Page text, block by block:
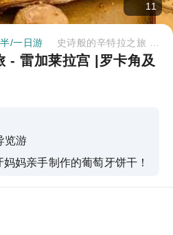
11
半/一日游
- 雷加莱拉宫 |罗卡角及
览游
妈亲手制作的葡萄牙饼干！
车游览全城，包括乡村和海